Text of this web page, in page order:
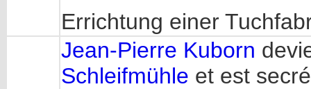
Errichtung einer
Jean-Pierre Kuborn
Schleifmühle et est